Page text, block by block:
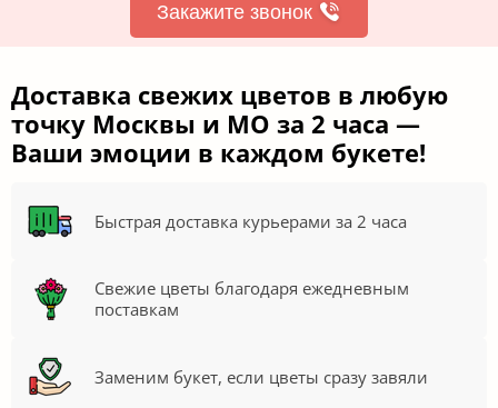
Закажите звонок
Доставка свежих цветов в любую
точку Москвы и МО за 2 часа —
Ваши эмоции в каждом букете!
Быстрая доставка курьерами за 2 часа
Свежие цветы благодаря ежедневным
поставкам
Заменим букет, если цветы сразу завяли